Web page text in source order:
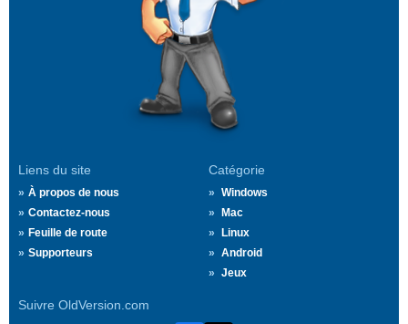
Liens du site
À propos de nous
Contactez-nous
Feuille de route
Supporteurs
Catégorie
Windows
Mac
Linux
Android
Jeux
Suivre OldVersion.com